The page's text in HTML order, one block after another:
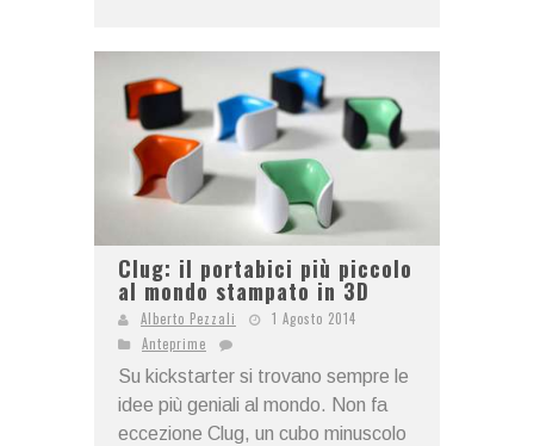
Clug: il portabici più piccolo
al mondo stampato in 3D
Alberto Pezzali
1 Agosto 2014
Anteprime
Su kickstarter si trovano sempre le
idee più geniali al mondo. Non fa
eccezione Clug, un cubo minuscolo